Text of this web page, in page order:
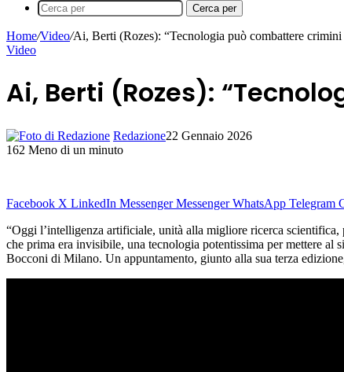
Cerca per
Home/Video/Ai, Berti (Rozes): “Tecnologia può combattere
Video
Ai, Berti (Rozes):
Redazione22 Gennaio 2026
162 Meno di un minuto
Facebook X LinkedIn Messenger Messenger WhatsApp Telegram
“Oggi l’intelligenza artificiale, unità alla migliore ricerca
che prima era invisibile, una tecnologia potentissima per mettere
Bocconi di Milano. Un appuntamento, giunto alla sua terza